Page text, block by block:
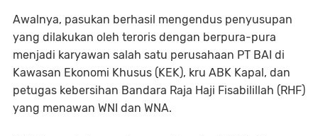
Awalnya, pasukan berhasil mengendus penyusupan
yang dilakukan oleh teroris dengan berpura-pura
menjadi karyawan salah satu perusahaan PT BAI di
Kawasan Ekonomi Khusus (KEK), kru ABK Kapal, dan
petugas kebersihan Bandara Raja Haji Fisabilillah (RHF)
yang menawan WNI dan WNA.